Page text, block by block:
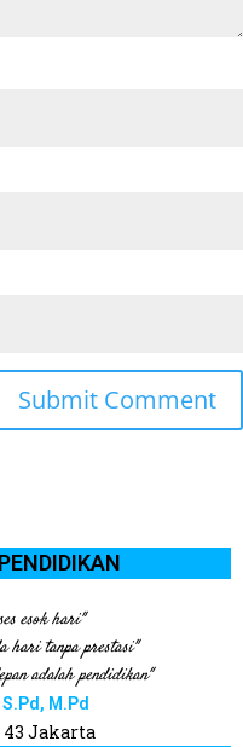
esok hari"
hari tanpa prestasi"
adalah pendidikan"
M.Pd
43 Jakarta